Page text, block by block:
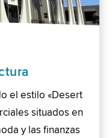
el estilo «Desert
situados en
y las finanzas